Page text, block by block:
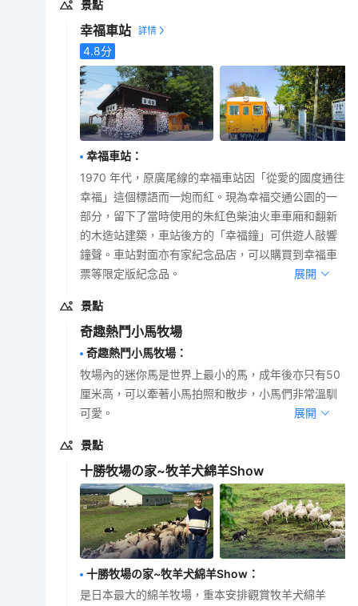
景點
幸福車站
4.8分
幸福車站 ：
1970 年代，原廣尾線的幸福車站因「從愛的國度通往
幸福」這個標語而一炮而紅。現為幸福交通公園的一
部分，留下了當時使用的朱紅色柴油火車車廂和翻新
的木造站建築，車站後方的「幸福鐘」可供遊人敲響
鐘聲。車站對面亦有家紀念品店，可以購買到幸福車
票等限定版紀念品。
展開
景點
奇趣熱鬥小馬牧場
奇趣熱鬥小馬牧場 ：
牧場內的迷你馬是世界上最小的馬，成年後亦只有50
厘米高，可以牽著小馬拍照和散步，小馬們非常溫馴
可愛。
展開
景點
十勝牧場の家~牧羊犬綿羊Show
十勝牧場の家~牧羊犬綿羊Show ：
是日本最大的綿羊牧場，重本安排觀賞牧羊犬綿羊